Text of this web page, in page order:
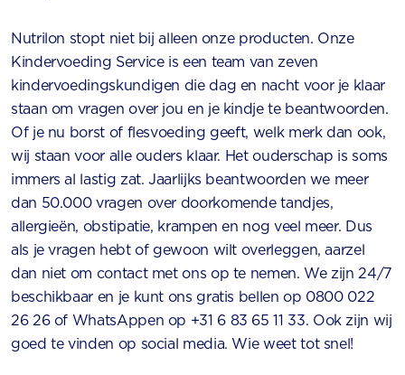
Nutrilon stopt niet bij alleen onze producten. Onze
Kindervoeding Service is een team van zeven
kindervoedingskundigen die dag en nacht voor je klaar
staan om vragen over jou en je kindje te beantwoorden.
Of je nu borst of flesvoeding geeft, welk merk dan ook,
wij staan voor alle ouders klaar. Het ouderschap is soms
immers al lastig zat. Jaarlijks beantwoorden we meer
dan 50.000 vragen over doorkomende tandjes,
allergieën, obstipatie, krampen en nog veel meer. Dus
als je vragen hebt of gewoon wilt overleggen, aarzel
dan niet om contact met ons op te nemen. We zijn 24/7
beschikbaar en je kunt ons gratis bellen op 0800 022
26 26 of WhatsAppen op +31 6 83 65 11 33. Ook zijn wij
goed te vinden op social media. Wie weet tot snel!